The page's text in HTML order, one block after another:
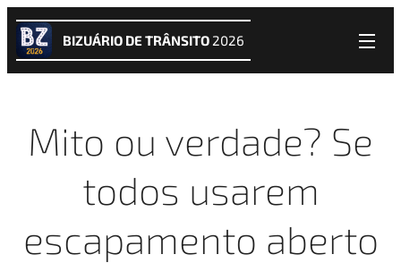
BIZUÁRIO DE TRÂNSITO 2026
Mito ou verdade? Se
todos usarem
escapamento aberto